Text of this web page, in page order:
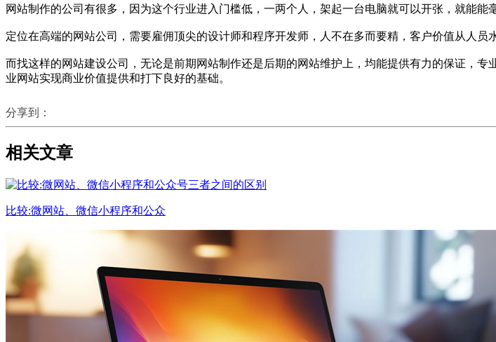
网站制作的公司有很多，因为这个行业进入门槛低，一两个人，架起一台电脑就可以开张，就能
定位在高端的网站公司，需要雇佣顶尖的设计师和程序开发师，人不在多而要精，客户价值从人员
而找这样的网站建设公司，无论是前期网站制作还是后期的网站维护上，均能提供有力的保证，
业网站实现商业价值提供和打下良好的基础。
分享到：
相关文章
比较:微网站、微信小程序和公众